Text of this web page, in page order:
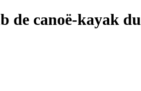
de canoë-kayak